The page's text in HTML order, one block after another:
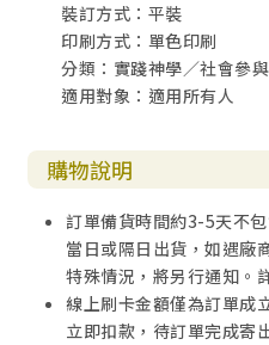
裝訂方式：平裝
印刷方式：單色印刷
分類：實踐神學／社會參與
適用對象：適用所有人
購物說明
訂單備貨時間約3-5天不
當日或隔日出貨，如遇廠
特殊情況，將另行通知。
線上刷卡金額僅為訂單成
立即扣款，待訂單完成寄